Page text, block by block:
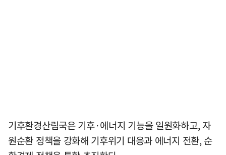
기후환경산림국은 기후·에너지 기능을 일원화하고, 자
원순환 정책을 강화해 기후위기 대응과 에너지 전환, 순